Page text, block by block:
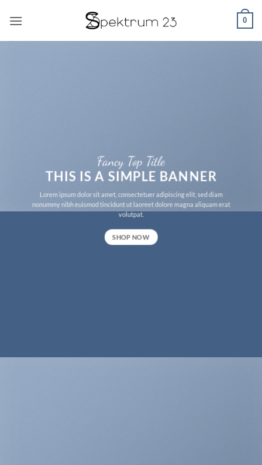
Inhalt
0
Fancy Top Title
THIS IS A SIMPLE BANNER
Lorem ipsum dolor sit amet, consectetuer adipiscing elit, sed diam
nonummy nibh euismod tincidunt ut laoreet dolore magna aliquam erat
volutpat.
SHOP NOW